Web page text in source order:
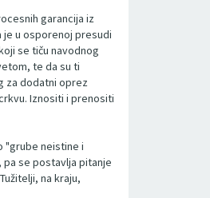
garancija iz
je u osporenoj presudi
se tiču navodnog
te da su ti
za dodatni oprez
Iznositi i prenositi
"grube neistine i
pa se postavlja pitanje
na kraju,